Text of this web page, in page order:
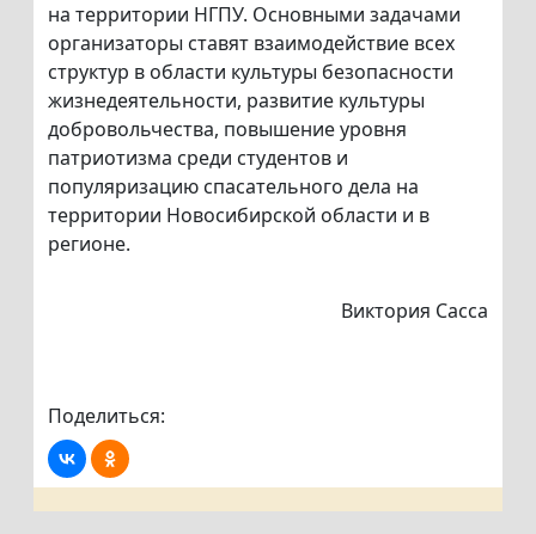
на территории НГПУ. Основными задачами
организаторы ставят взаимодействие всех
структур в области культуры безопасности
жизнедеятельности, развитие культуры
добровольчества, повышение уровня
патриотизма среди студентов и
популяризацию спасательного дела на
территории Новосибирской области и в
регионе.
Виктория Сасса
Поделиться: